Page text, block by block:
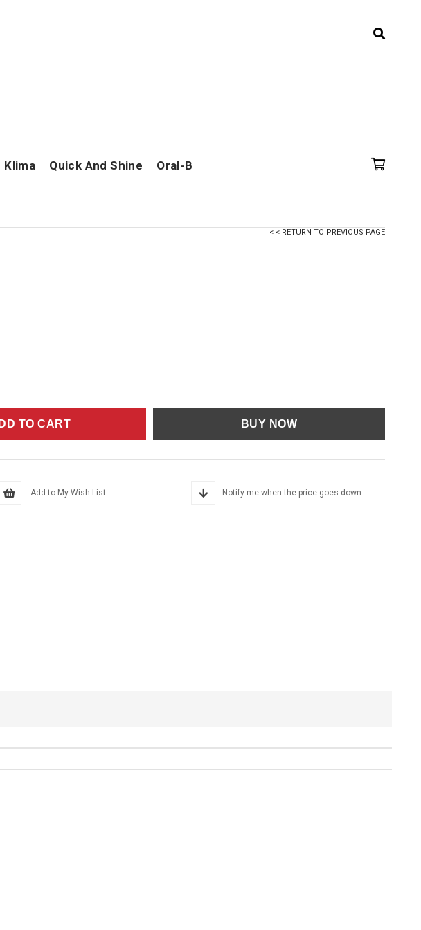
Klima Quick And Shine Oral-B
< < RETURN TO PREVIOUS PAGE
Add to My Wish List Notify me when the price goes down